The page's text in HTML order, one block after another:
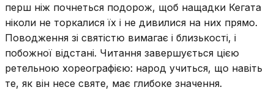
перш ніж почнеться подорож, щоб нащадки Кегата
ніколи не торкалися їх і не дивилися на них прямо.
Поводження зі святістю вимагає і близькості, і
побожної відстані. Читання завершується цією
ретельною хореографією: народ учиться, що навіть
те, як він несе святе, має глибоке значення.